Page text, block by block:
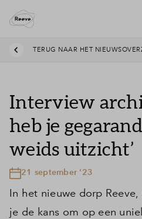
TERUG NAAR HET
Interview
heb je
weids uitzicht’
21 september '23
In het nieuwe dorp
je de kans om op een